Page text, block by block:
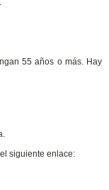
55 años o más. Hay
siguiente enlace: